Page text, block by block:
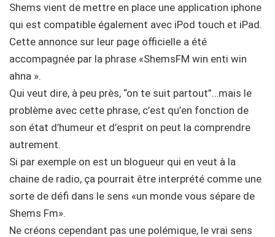
Shems vient de mettre en place une application iphone
qui est compatible également avec iPod touch et iPad.
Cette annonce sur leur page officielle a été
accompagnée par la phrase «ShemsFM win enti win
ahna ».
Qui veut dire, à peu près, “on te suit partout”…mais le
problème avec cette phrase, c’est qu’en fonction de
son état d’humeur et d’esprit on peut la comprendre
autrement.
Si par exemple on est un blogueur qui en veut à la
chaine de radio, ça pourrait être interprété comme une
sorte de défi dans le sens «un monde vous sépare de
Shems Fm».
Ne créons cependant pas une polémique, le vrai sens